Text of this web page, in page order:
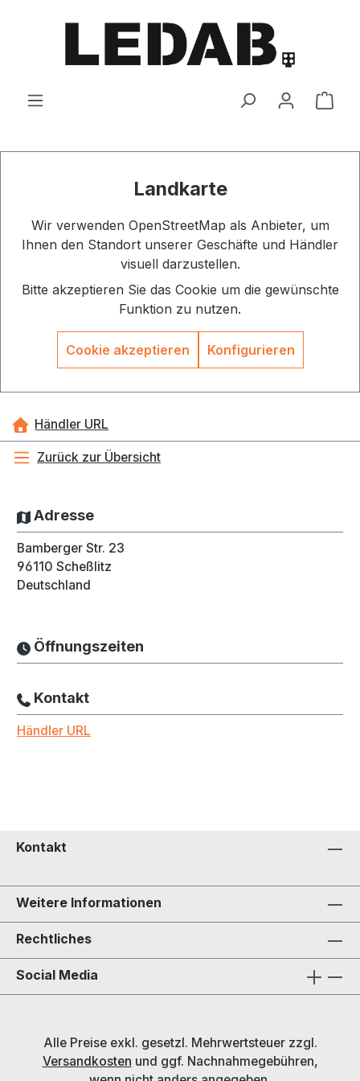
Landkarte
Wir verwenden OpenStreetMap als Anbieter, um
Ihnen den Standort unserer Geschäfte und Händler
visuell darzustellen.
Bitte akzeptieren Sie das Cookie um die gewünschte
Funktion zu nutzen.
Cookie akzeptieren Konfigurieren
Händler URL
Zurück zur Übersicht
Adresse
Bamberger Str. 23
96110 Scheßlitz
Deutschland
Öffnungszeiten
Kontakt
Händler URL
Kontakt
Weitere Informationen
Rechtliches
Social Media
Alle Preise exkl. gesetzl. Mehrwertsteuer zzgl.
Versandkosten und ggf. Nachnahmegebühren,